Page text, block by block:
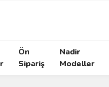
Ön
Sipariş
Nadir
Modeller